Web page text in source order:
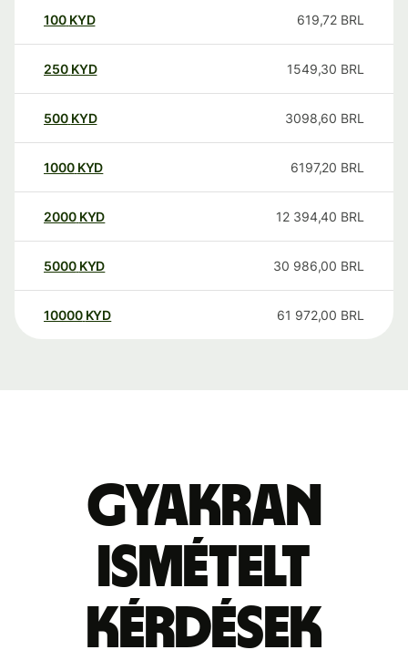
100 KYD 619,72 BRL
250 KYD 1549,30 BRL
500 KYD 3098,60 BRL
1000 KYD 6197,20 BRL
2000 KYD 12 394,40 BRL
5000 KYD 30 986,00 BRL
10000 KYD 61 972,00 BRL
Gyakran
ismételt
kérdések